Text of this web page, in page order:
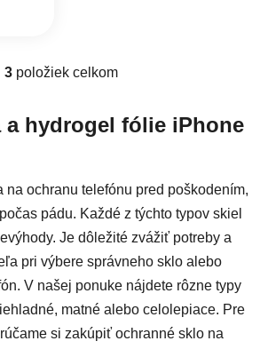
Ovládacie prvky výpisu
3 položiek celkom
a hydrogel fólie iPhone
na ochranu telefónu pred poškodením,
pádu. Každé z týchto typov skiel
Je dôležité zvážiť potreby a
pri výbere správneho sklo alebo
V našej ponuke nájdete rôzne typy
matné alebo celolepiace. Pre
si zakúpiť ochranné sklo na